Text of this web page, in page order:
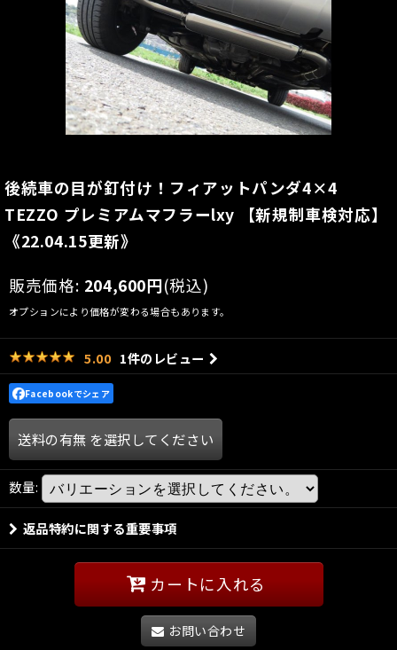
後続車の目が釘付け！フィアットパンダ4×4
TEZZO プレミアムマフラーlxy 【新規制車検対応】
《22.04.15更新》
販売価格: 204,600円(税込)
オプションにより価格が変わる場合もあります。
5.00 1件のレビュー
Facebookでシェア
送料の有無 を選択してください
数量:
返品特約に関する重要事項
カートに入れる
お問い合わせ